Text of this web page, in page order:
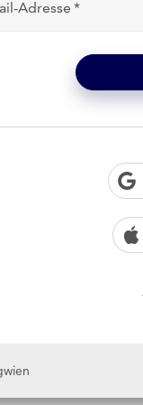
Adresse